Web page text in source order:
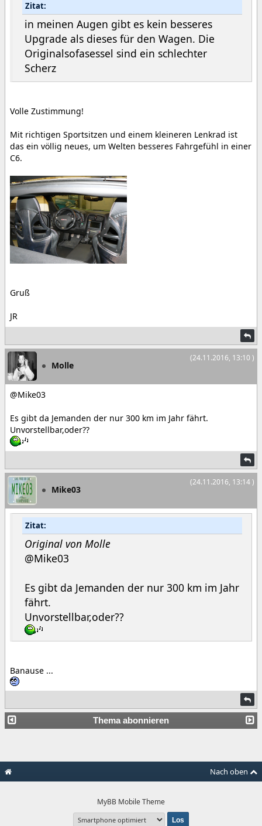
Zitat:
in meinen Augen gibt es kein besseres
Upgrade als dieses für den Wagen. Die
Originalsofasessel sind ein schlechter
Scherz
Volle Zustimmung!
Mit richtigen Sportsitzen und einem kleineren Lenkrad ist
das ein völlig neues, um Welten besseres Fahrgefühl in einer
C6.
Gruß
JR
(24.11.2016, 13:10 )
Molle
@Mike03
Es gibt da Jemanden der nur 300 km im Jahr fährt.
Unvorstellbar,oder??
(24.11.2016, 13:14 )
Mike03
Zitat:
Original von Molle
@Mike03
Es gibt da Jemanden der nur 300 km im Jahr
fährt.
Unvorstellbar,oder??
Banause ...
Thema abonnieren
Nach oben
MyBB Mobile Theme